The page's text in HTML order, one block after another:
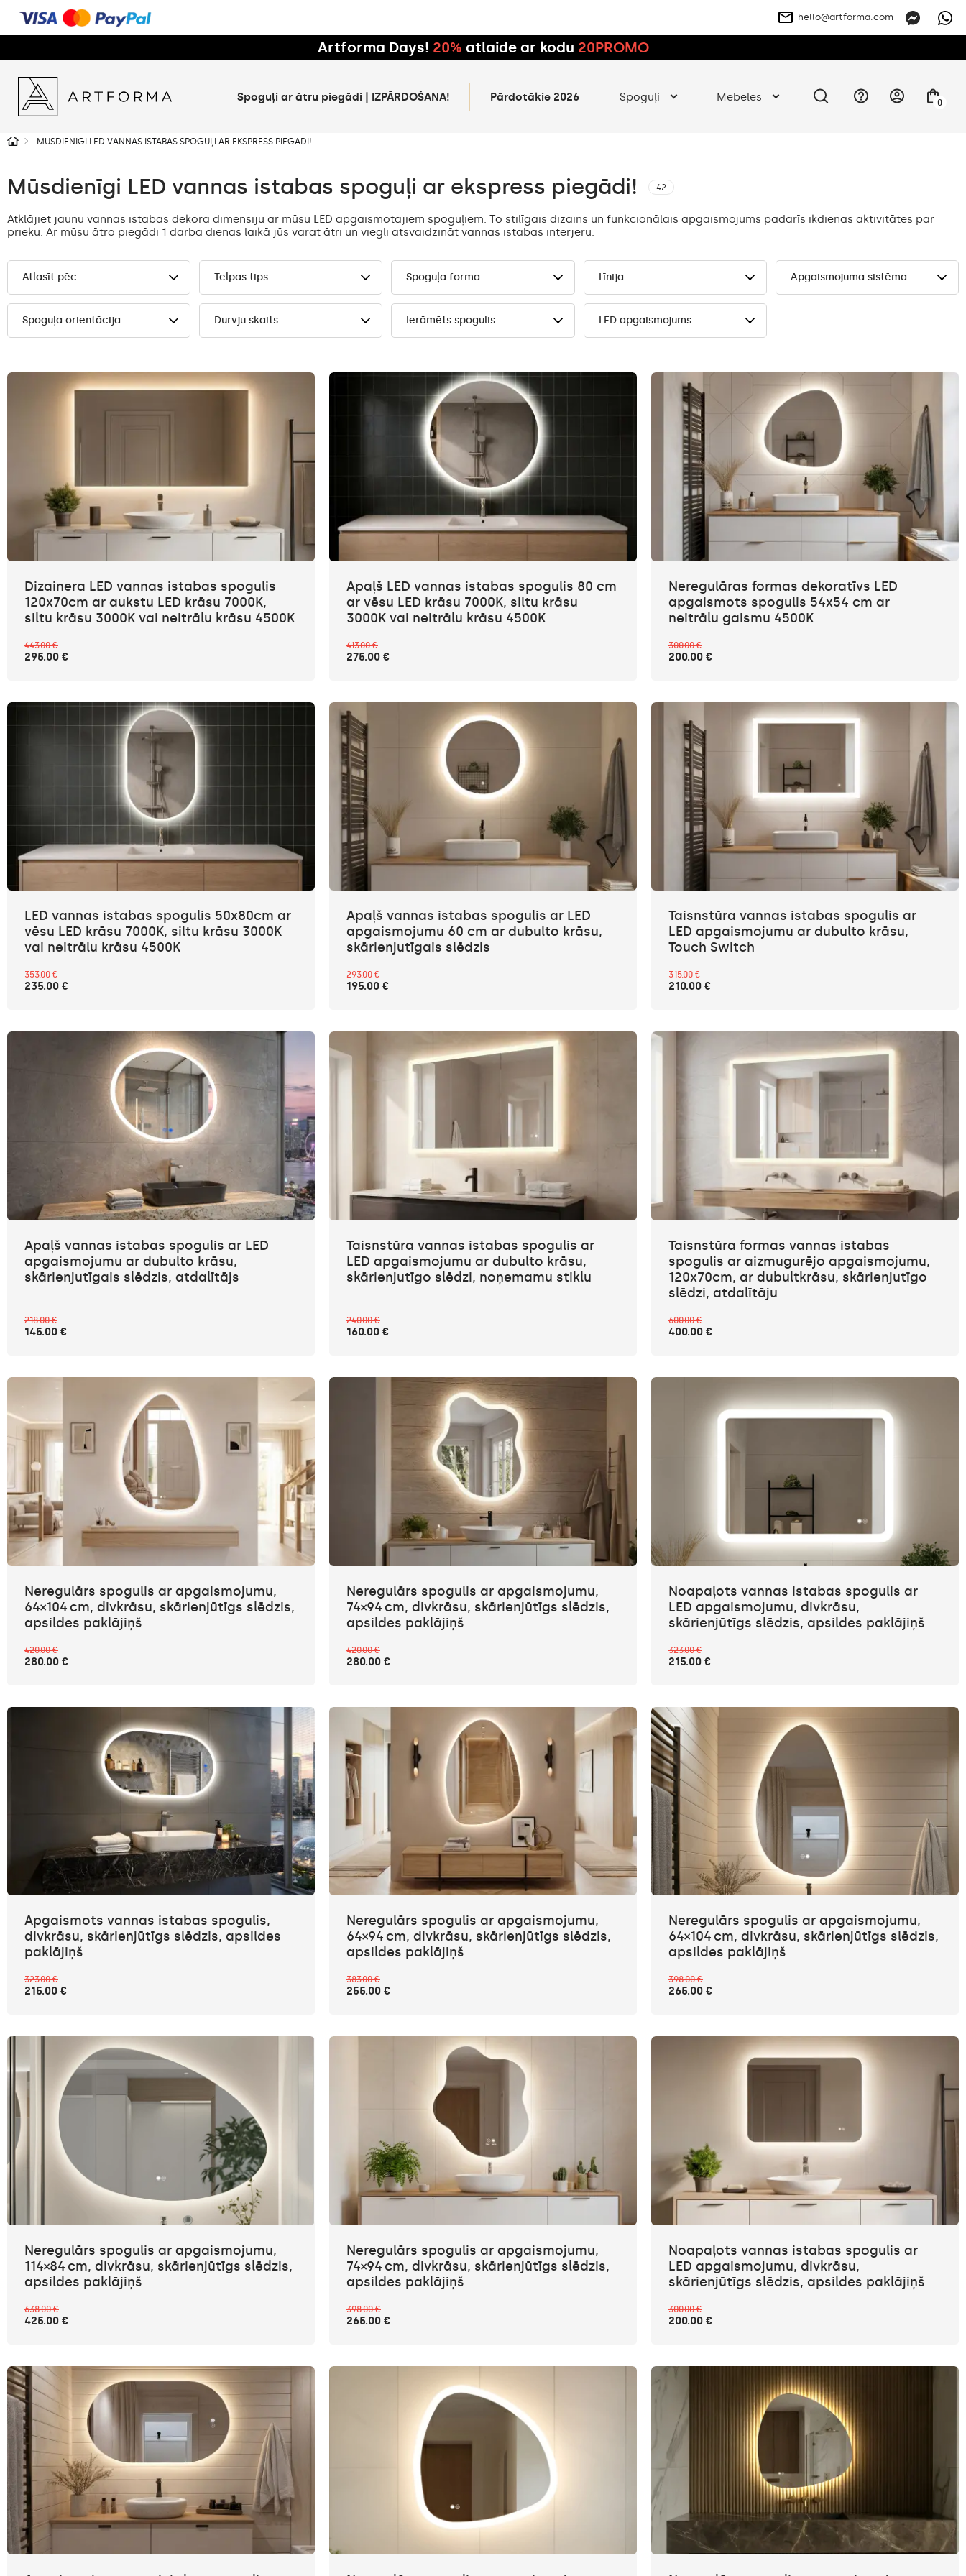
hello@artforma.com
Artforma Days! 20% atlaide ar kodu 20PROMO
Spoguļi ar ātru piegādi | IZPĀRDOŠANA! Pārdotākie 2026 Spoguļi Mēbeles 0
MŪSDIENĪGI LED VANNAS ISTABAS SPOGUĻI AR EKSPRESS PIEGĀDI!
Mūsdienīgi LED vannas istabas spoguļi ar ekspress piegādi! 42
Atklājiet jaunu vannas istabas dekora dimensiju ar mūsu LED apgaismotajiem spoguļiem. To stilīgais dizains un funkcionālais apgaismojums padarīs ikdienas aktivitātes par
prieku. Ar mūsu ātro piegādi 1 darba dienas laikā jūs varat ātri un viegli atsvaidzināt vannas istabas interjeru.
Atlasīt pēc Telpas tips Spoguļa forma Līnija Apgaismojuma sistēma
Spoguļa orientācija Durvju skaits Ierāmēts spogulis LED apgaismojums
Dizainera LED vannas istabas spogulis
120x70cm ar aukstu LED krāsu 7000K,
siltu krāsu 3000K vai neitrālu krāsu 4500K
443.00 €
295.00 €
Apaļš LED vannas istabas spogulis 80 cm
ar vēsu LED krāsu 7000K, siltu krāsu
3000K vai neitrālu krāsu 4500K
413.00 €
275.00 €
Neregulāras formas dekoratīvs LED
apgaismots spogulis 54x54 cm ar
neitrālu gaismu 4500K
300.00 €
200.00 €
LED vannas istabas spogulis 50x80cm ar
vēsu LED krāsu 7000K, siltu krāsu 3000K
vai neitrālu krāsu 4500K
353.00 €
235.00 €
Apaļš vannas istabas spogulis ar LED
apgaismojumu 60 cm ar dubulto krāsu,
skārienjutīgais slēdzis
293.00 €
195.00 €
Taisnstūra vannas istabas spogulis ar
LED apgaismojumu ar dubulto krāsu,
Touch Switch
315.00 €
210.00 €
Apaļš vannas istabas spogulis ar LED
apgaismojumu ar dubulto krāsu,
skārienjutīgais slēdzis, atdalītājs
218.00 €
145.00 €
Taisnstūra vannas istabas spogulis ar
LED apgaismojumu ar dubulto krāsu,
skārienjutīgo slēdzi, noņemamu stiklu
240.00 €
160.00 €
Taisnstūra formas vannas istabas
spogulis ar aizmugurējo apgaismojumu,
120x70cm, ar dubultkrāsu, skārienjutīgo
slēdzi, atdalītāju
600.00 €
400.00 €
Neregulārs spogulis ar apgaismojumu,
64×104 cm, divkrāsu, skārienjūtīgs slēdzis,
apsildes paklājiņš
420.00 €
280.00 €
Neregulārs spogulis ar apgaismojumu,
74×94 cm, divkrāsu, skārienjūtīgs slēdzis,
apsildes paklājiņš
420.00 €
280.00 €
Noapaļots vannas istabas spogulis ar
LED apgaismojumu, divkrāsu,
skārienjūtīgs slēdzis, apsildes paklājiņš
323.00 €
215.00 €
Apgaismots vannas istabas spogulis,
divkrāsu, skārienjūtīgs slēdzis, apsildes
paklājiņš
323.00 €
215.00 €
Neregulārs spogulis ar apgaismojumu,
64×94 cm, divkrāsu, skārienjūtīgs slēdzis,
apsildes paklājiņš
383.00 €
255.00 €
Neregulārs spogulis ar apgaismojumu,
64×104 cm, divkrāsu, skārienjūtīgs slēdzis,
apsildes paklājiņš
398.00 €
265.00 €
Neregulārs spogulis ar apgaismojumu,
114×84 cm, divkrāsu, skārienjūtīgs slēdzis,
apsildes paklājiņš
638.00 €
425.00 €
Neregulārs spogulis ar apgaismojumu,
74×94 cm, divkrāsu, skārienjūtīgs slēdzis,
apsildes paklājiņš
398.00 €
265.00 €
Noapaļots vannas istabas spogulis ar
LED apgaismojumu, divkrāsu,
skārienjūtīgs slēdzis, apsildes paklājiņš
300.00 €
200.00 €